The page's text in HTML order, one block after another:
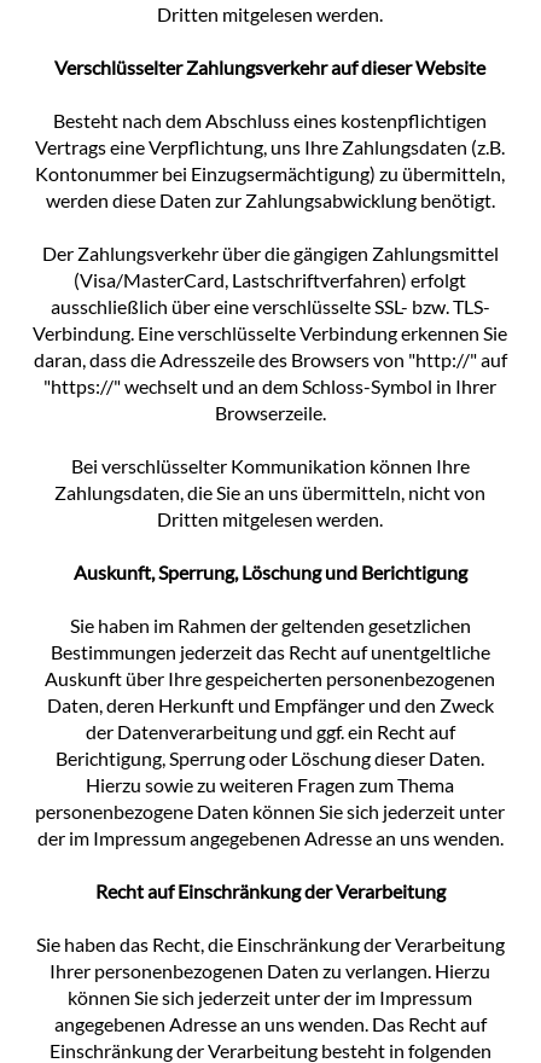
Dritten mitgelesen werden.
Verschlüsselter Zahlungsverkehr auf dieser Website
Besteht nach dem Abschluss eines kostenpflichtigen
Vertrags eine Verpflichtung, uns Ihre Zahlungsdaten (z.B.
Kontonummer bei Einzugsermächtigung) zu übermitteln,
werden diese Daten zur Zahlungsabwicklung benötigt.
Der Zahlungsverkehr über die gängigen Zahlungsmittel
(Visa/MasterCard, Lastschriftverfahren) erfolgt
ausschließlich über eine verschlüsselte SSL- bzw. TLS-
Verbindung. Eine verschlüsselte Verbindung erkennen Sie
daran, dass die Adresszeile des Browsers von "http://" auf
"https://" wechselt und an dem Schloss-Symbol in Ihrer
Browserzeile.
Bei verschlüsselter Kommunikation können Ihre
Zahlungsdaten, die Sie an uns übermitteln, nicht von
Dritten mitgelesen werden.
Auskunft, Sperrung, Löschung und Berichtigung
Sie haben im Rahmen der geltenden gesetzlichen
Bestimmungen jederzeit das Recht auf unentgeltliche
Auskunft über Ihre gespeicherten personenbezogenen
Daten, deren Herkunft und Empfänger und den Zweck
der Datenverarbeitung und ggf. ein Recht auf
Berichtigung, Sperrung oder Löschung dieser Daten.
Hierzu sowie zu weiteren Fragen zum Thema
personenbezogene Daten können Sie sich jederzeit unter
der im Impressum angegebenen Adresse an uns wenden.
Recht auf Einschränkung der Verarbeitung
Sie haben das Recht, die Einschränkung der Verarbeitung
Ihrer personenbezogenen Daten zu verlangen. Hierzu
können Sie sich jederzeit unter der im Impressum
angegebenen Adresse an uns wenden. Das Recht auf
Einschränkung der Verarbeitung besteht in folgenden